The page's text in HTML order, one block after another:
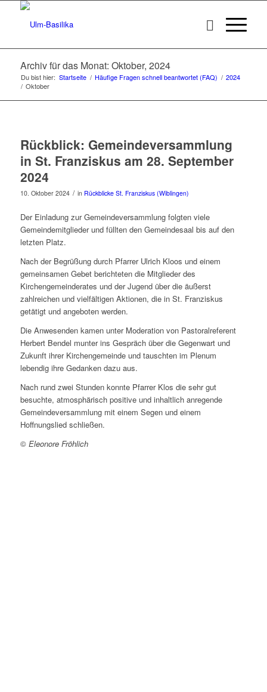
Archiv für das Monat: Oktober, 2024
Du bist hier: Startseite / Häufige Fragen schnell beantwortet (FAQ) / 2024
/ Oktober
Rückblick: Gemeindeversammlung
in St. Franziskus am 28. September
2024
10. Oktober 2024 / in Rückblicke St. Franziskus (Wiblingen)
Der Einladung zur Gemeindeversammlung folgten viele
Gemeindemitglieder und füllten den Gemeindesaal bis auf den
letzten Platz.
Nach der Begrüßung durch Pfarrer Ulrich Kloos und einem
gemeinsamen Gebet berichteten die Mitglieder des
Kirchengemeinderates und der Jugend über die äußerst
zahlreichen und vielfältigen Aktionen, die in St. Franziskus
getätigt und angeboten werden.
Die Anwesenden kamen unter Moderation von Pastoralreferent
Herbert Bendel munter ins Gespräch über die Gegenwart und
Zukunft ihrer Kirchengemeinde und tauschten im Plenum
lebendig ihre Gedanken dazu aus.
Nach rund zwei Stunden konnte Pfarrer Klos die sehr gut
besuchte, atmosphärisch positive und inhaltlich anregende
Gemeindeversammlung mit einem Segen und einem
Hoffnungslied schließen.
© Eleonore Fröhlich